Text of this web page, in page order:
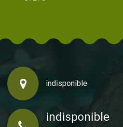
indisponible
indisponible